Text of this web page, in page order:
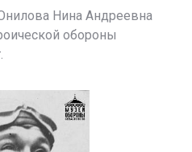
Нина Андреевна
обороны